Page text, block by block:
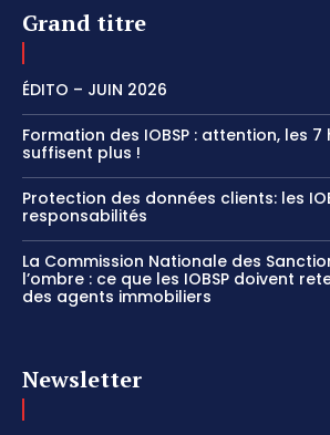
Grand titre
ÉDITO – JUIN 2026
Formation des IOBSP : attention, les 7
suffisent plus !
Protection des données clients: les
responsabilités
La Commission Nationale des
l’ombre : ce que les IOBSP doivent
des agents immobiliers
Newsletter